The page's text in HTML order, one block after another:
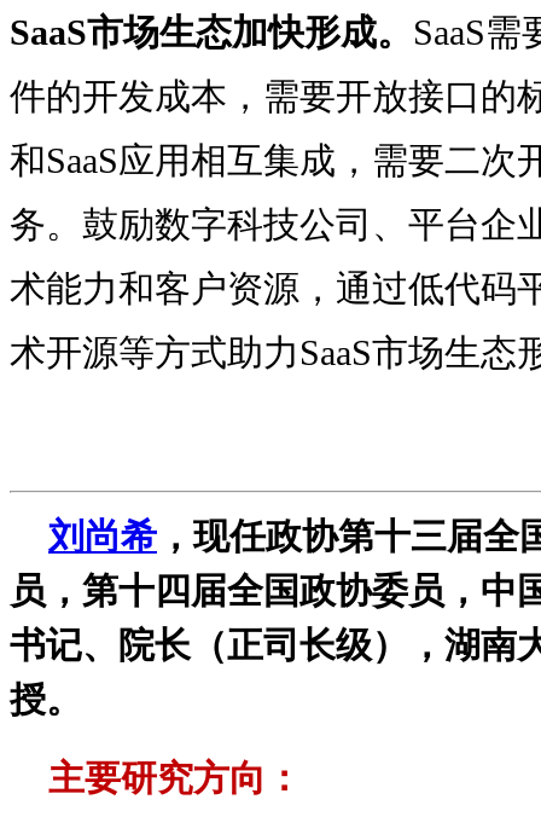
SaaS市场生态加快形成。 SaaS
件的开发成本，需要开放接口的
和SaaS应用相互集成，需要二次
务。鼓励数字科技公司、平台企
术能力和客户资源，通过低代码
术开源等方式助力SaaS市场生态
刘尚希 ，现任政协第十三届
员，第十四届全国政协委员，中
书记、院长（正司长级），湖南
授。
主要研究方向：